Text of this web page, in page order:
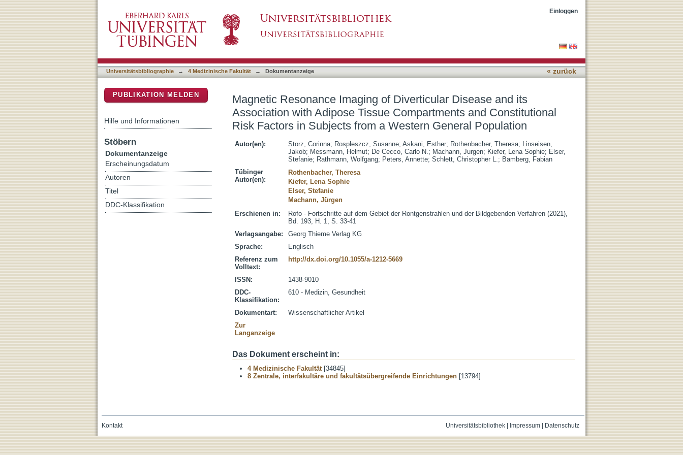
Magnetic Resonance Imaging of Diverticular Disease and its Association with Adipose Tissue
Compartments and Constitutional Risk Factors in Subjects from a Western General Population
Einloggen
Universitätsbibliographie → 4 Medizinische Fakultät → Dokumentanzeige « zurück
Magnetic Resonance Imaging of Diverticular Disease and its
Association with Adipose Tissue Compartments and Constitutional
Risk Factors in Subjects from a Western General Population
Autor(en): Storz, Corinna; Rospleszcz, Susanne; Askani, Esther; Rothenbacher, Theresa; Linseisen,
Jakob; Messmann, Helmut; De Cecco, Carlo N.; Machann, Jurgen; Kiefer, Lena Sophie; Elser,
Stefanie; Rathmann, Wolfgang; Peters, Annette; Schlett, Christopher L.; Bamberg, Fabian
Tübinger
Autor(en):
Rothenbacher, Theresa
Kiefer, Lena Sophie
Elser, Stefanie
Machann, Jürgen
Erschienen in:
Rofo - Fortschritte auf dem Gebiet der Rontgenstrahlen und der Bildgebenden Verfahren (2021),
Bd. 193, H. 1, S. 33-41
Verlagsangabe:
Georg Thieme Verlag KG
Sprache:
Englisch
Referenz zum
Volltext:
http://dx.doi.org/10.1055/a-1212-5669
ISSN:
1438-9010
DDC-
Klassifikation:
610 - Medizin, Gesundheit
Dokumentart:
Wissenschaftlicher Artikel
Zur
Langanzeige
Das Dokument erscheint in:
4 Medizinische Fakultät[34845]
8 Zentrale, interfakultäre und fakultätsübergreifende Einrichtungen [13794]
PUBLIKATION MELDEN
Hilfe und Informationen
Stöbern
Dokumentanzeige
Erscheinungsdatum
Autoren
Titel
DDC-Klassifikation
Universitätsbibliothek| Impressum| Datenschutz
Kontakt